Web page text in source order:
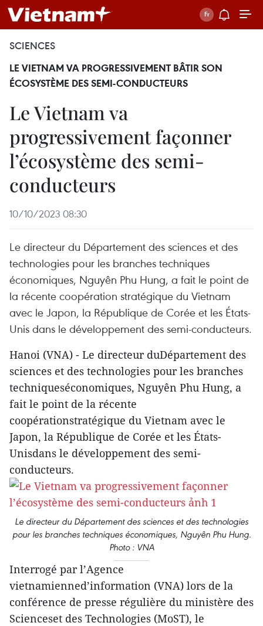
SCIENCES
LE VIETNAM VA PROGRESSIVEMENT BÂTIR SON
ÉCOSYSTÈME DES SEMI-CONDUCTEURS
Le Vietnam va
progressivement façonner
l’écosystème des semi-
conducteurs
10/10/2023 08:30
Le directeur du Département des sciences et des
technologies pour les branches techniques
économiques, Nguyên Phu Hung, a fait le point de
la récente coopération stratégique du Vietnam
avec le Japon, la République de Corée et les États-
Unis dans le développement des semi-conducteurs.
Hanoi (VNA) - Le directeur duDépartement des
sciences et des technologies pour les branches
techniqueséconomiques, Nguyên Phu Hung, a
fait le point de la récente
coopérationstratégique du Vietnam avec le
Japon, la République de Corée et les États-
Unisdans le développement des semi-
conducteurs.
Le directeur du Département des sciences et des technologies
pour les branches techniques économiques, Nguyên Phu Hung.
Photo : VNA
Interrogé par l’Agence
vietnamienned’information (VNA) lors de la
conférence de presse régulière du ministère des
Scienceset des Technologies (MoST), le